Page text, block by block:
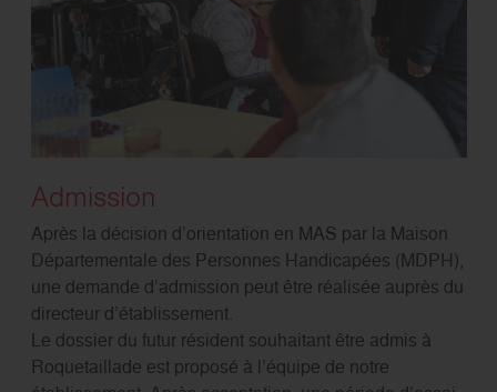
Admission
Après la décision d’orientation en MAS par la Maison
Départementale des Personnes Handicapées (MDPH),
une demande d’admission peut être réalisée auprès du
directeur d’établissement.
Le dossier du futur résident souhaitant être admis à
Roquetaillade est proposé à l’équipe de notre